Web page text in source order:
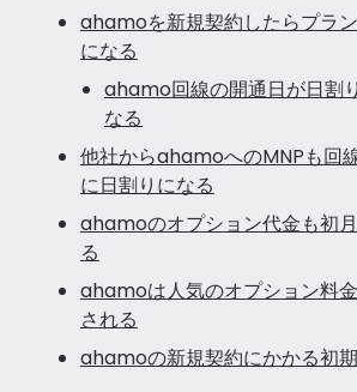
ahamoを新規契約したらプラ
になる
ahamo回線の開通日が日割
なる
他社からahamoへのMNPも回
に日割りになる
ahamoのオプション代金も初
る
ahamoは人気のオプション料
される
ahamoの新規契約にかかる初